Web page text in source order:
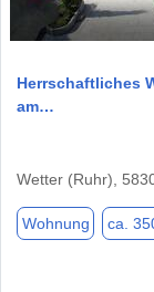
Herrschaftliches
am…
Wetter (Ruhr),
Wohnung ca.